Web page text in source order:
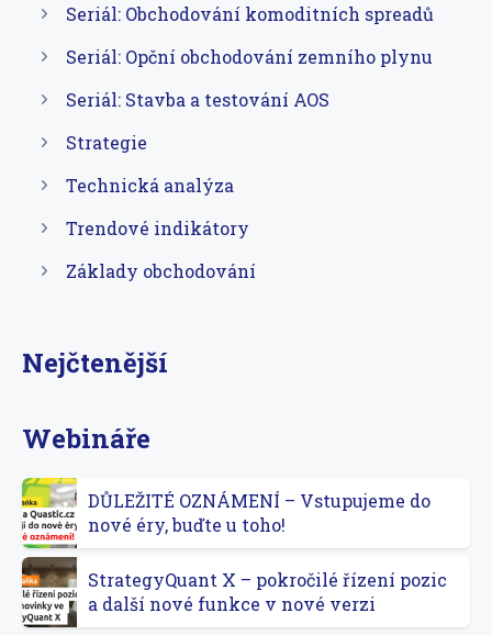
Seriál: Obchodování komoditních spreadů
Seriál: Opční obchodování zemního plynu
Seriál: Stavba a testování AOS
Strategie
Technická analýza
Trendové indikátory
Základy obchodování
Nejčtenější
Webináře
DŮLEŽITÉ OZNÁMENÍ – Vstupujeme do
nové éry, buďte u toho!
StrategyQuant X – pokročilé řízení pozic
a další nové funkce v nové verzi